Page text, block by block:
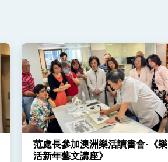
流合作
范處長參加澳洲樂活讀書會-《樂
活新年藝文講座》